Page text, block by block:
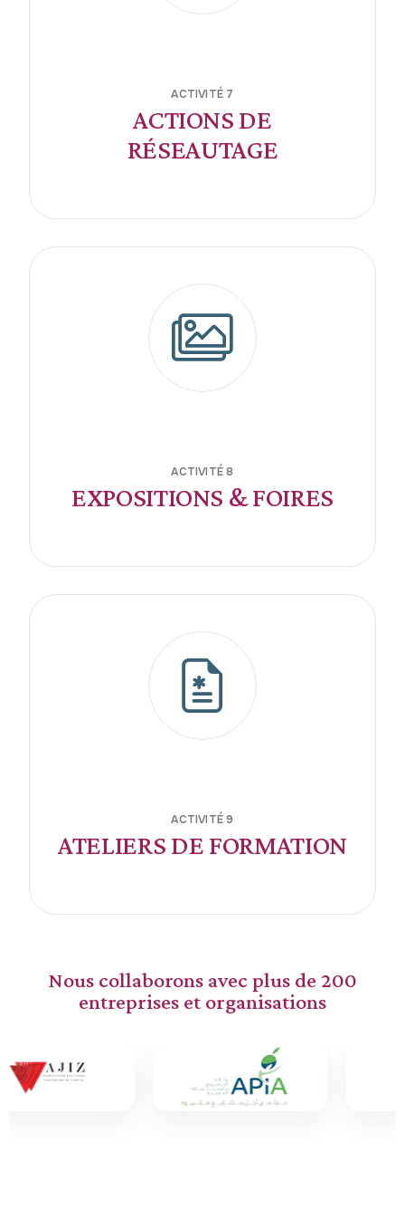
ACTIVITÉ 7
ACTIONS DE
RÉSEAUTAGE
ACTIVITÉ 8
EXPOSITIONS & FOIRES
ACTIVITÉ 9
ATELIERS DE FORMATION
Nous collaborons avec plus de 200
entreprises et organisations